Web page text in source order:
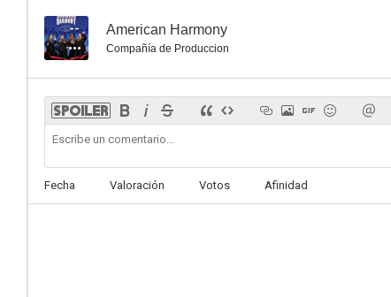
-- American Harmony
Compañía de Produccion
Fecha Valoración Votos Afinidad